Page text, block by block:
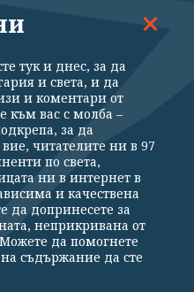
КАЛЕЙДОСКОП
за поверителност
Контакти
За Клуб Z
ни
Медия“ ЕООД, София, ул. "Алеко
2026 „Клуб Зебра Медия“
тук и днес, за да
и света, и да
и коментари от
към вас с молба –
за да
читателите ни в 97
по света,
ни в интернет в
и качествена
да допринесете за
неприкривана от
да помогнете
съдържание да сте